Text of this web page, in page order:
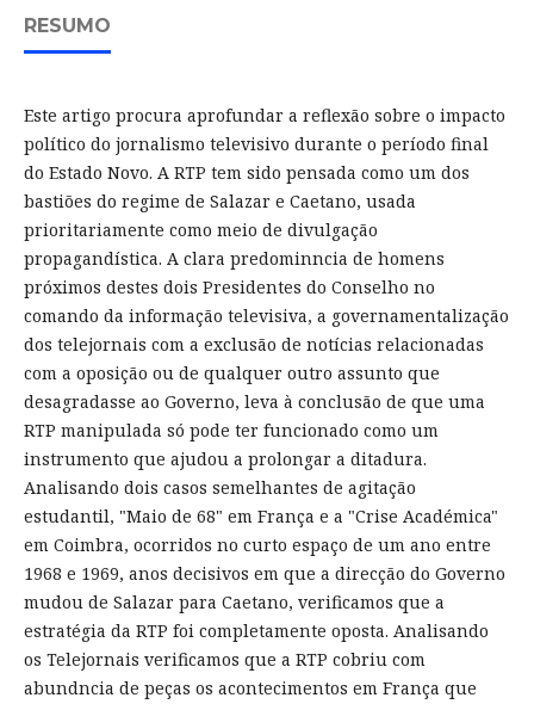
RESUMO
Este artigo procura aprofundar a reflexão sobre o impacto
político do jornalismo televisivo durante o período final
do Estado Novo. A RTP tem sido pensada como um dos
bastiões do regime de Salazar e Caetano, usada
prioritariamente como meio de divulgação
propagandística. A clara predominncia de homens
próximos destes dois Presidentes do Conselho no
comando da informação televisiva, a governamentalização
dos telejornais com a exclusão de notícias relacionadas
com a oposição ou de qualquer outro assunto que
desagradasse ao Governo, leva à conclusão de que uma
RTP manipulada só pode ter funcionado como um
instrumento que ajudou a prolongar a ditadura.
Analisando dois casos semelhantes de agitação
estudantil, "Maio de 68" em França e a "Crise Académica"
em Coimbra, ocorridos no curto espaço de um ano entre
1968 e 1969, anos decisivos em que a direcção do Governo
mudou de Salazar para Caetano, verificamos que a
estratégia da RTP foi completamente oposta. Analisando
os Telejornais verificamos que a RTP cobriu com
abundncia de peças os acontecimentos em França que